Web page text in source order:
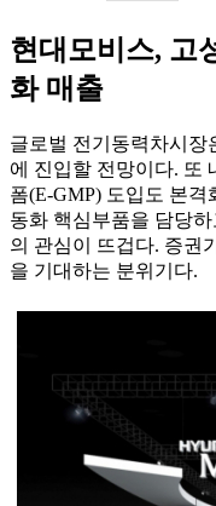
현대모비스, 고
화 매출
글로벌 전기동력차시장
에 진입할 전망이다. 또
폼(E-GMP) 도입도 본
동화 핵심부품을 담당
의 관심이 뜨겁다. 증권
을 기대하는 분위기다.